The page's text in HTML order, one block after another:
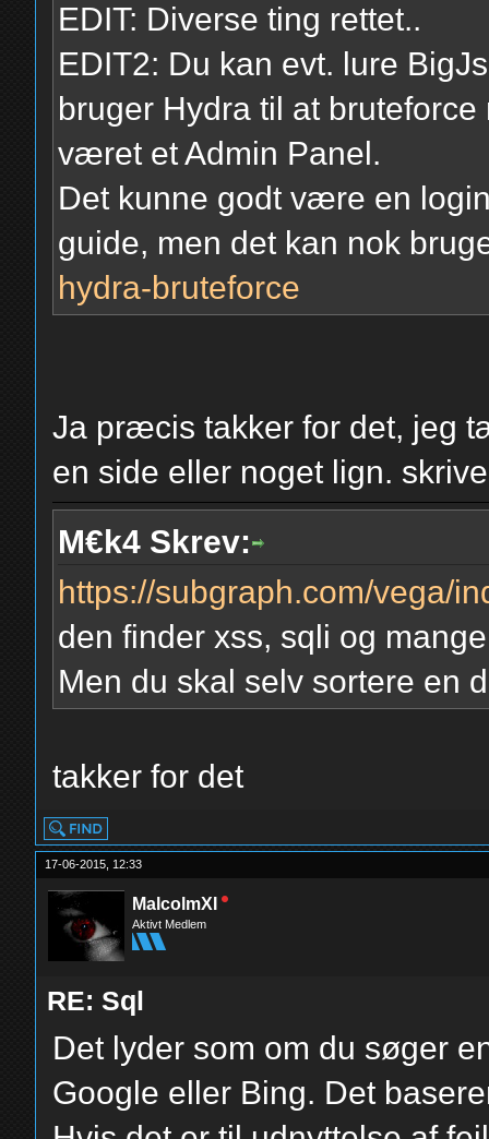
EDIT: Diverse ting rettet..
EDIT2: Du kan evt. lure
bruger Hydra til at
været et Admin Panel.
Det kunne godt være en
guide, men det kan nok
hydra-bruteforce
Ja præcis takker for det, jeg
en side eller noget lign.
M€k4 Skrev:
https://subgraph.com/vega/
den finder xss, sqli og
Men du skal selv sortere en
takker for det
17-06-2015, 12:33
MalcolmXI
Aktivt Medlem
RE: Sql
Det lyder som om du søger
Google eller Bing. Det